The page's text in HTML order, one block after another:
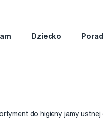
Dziecko
do higieny jamy ustnej